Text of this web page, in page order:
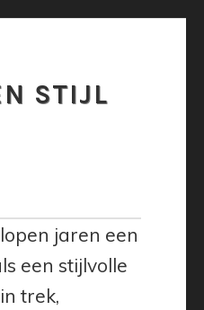
STIJL
jaren een
een stijlvolle
trek,